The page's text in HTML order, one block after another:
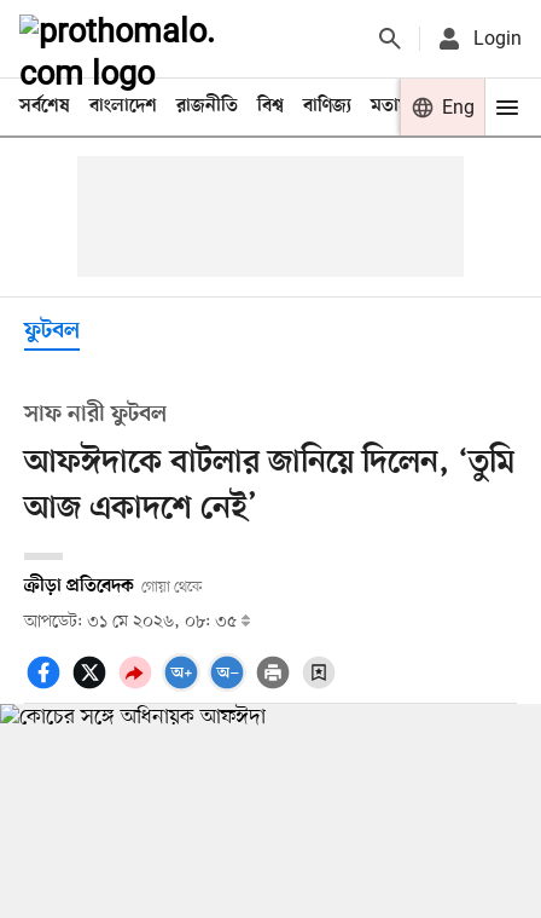
Login
সর্বশেষ বাংলাদেশ রাজনীতি বিশ্ব বাণিজ্য মতামত খেলা
Eng
ফুটবল
সাফ নারী ফুটবল
আফঈদাকে বাটলার জানিয়ে দিলেন, ‘তুমি
আজ একাদশে নেই’
ক্রীড়া প্রতিবেদক গোয়া থেকে
আপডেট: ৩১ মে ২০২৬, ০৮: ৩৫